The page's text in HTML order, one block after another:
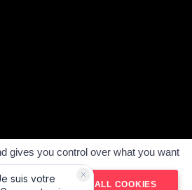
gives you control over what you want
DENY ALL COOKIES